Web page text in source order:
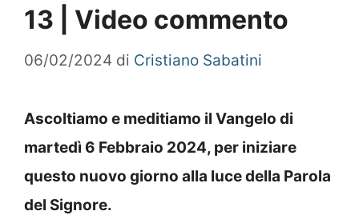
13 | Video commento
06/02/2024 di Cristiano Sabatini
Ascoltiamo e meditiamo il Vangelo di
martedì 6 Febbraio 2024, per iniziare
questo nuovo giorno alla luce della Parola
del Signore.